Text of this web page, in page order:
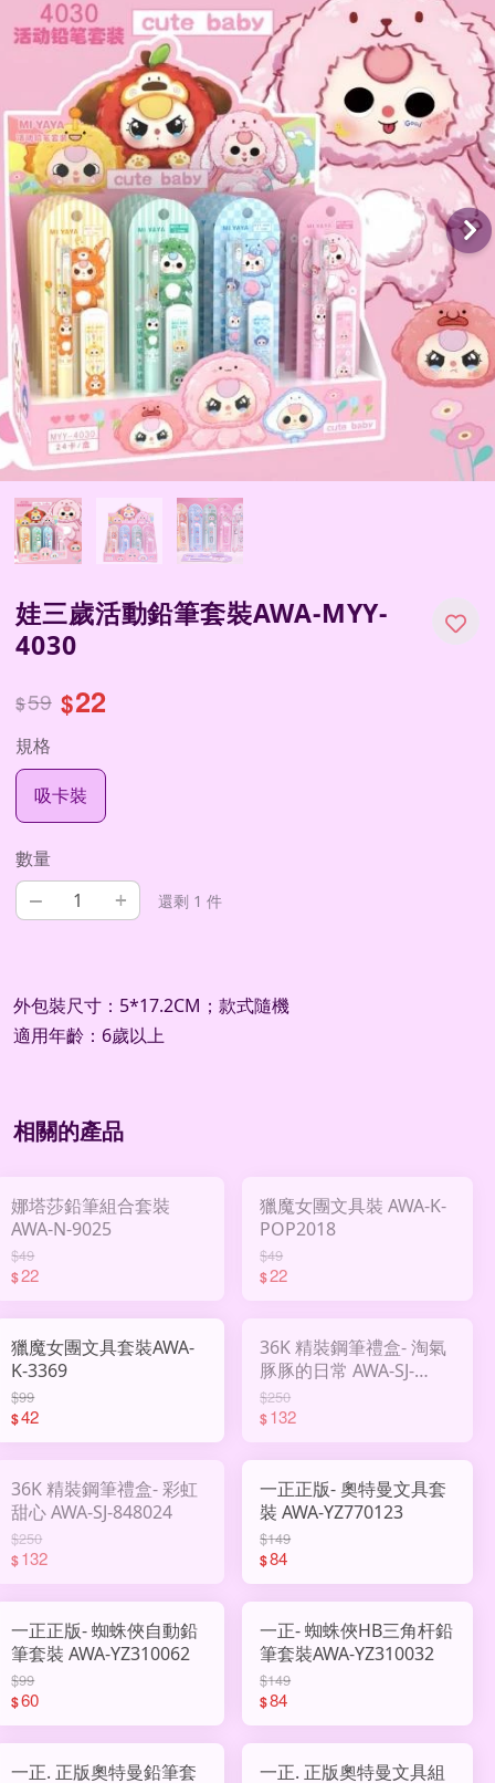
娃三歲活動鉛筆套裝AWA-MYY-
4030
$59 $22
規格
吸卡裝
數量
– + 還剩 1 件
外包裝尺寸：5*17.2CM；款式隨機
適用年齡：6歲以上
相關的產品
娜塔莎鉛筆組合套裝
AWA-N-9025
$49
$22
獵魔女團文具裝 AWA-K-
POP2018
$49
$22
獵魔女團文具套裝AWA-
K-3369
$99
$42
36K 精裝鋼筆禮盒- 淘氣
豚豚的日常 AWA-SJ-
848025
$250
$132
36K 精裝鋼筆禮盒- 彩虹
甜心 AWA-SJ-848024
$250
$132
一正正版- 奧特曼文具套
裝 AWA-YZ770123
$149
$84
一正正版- 蜘蛛俠自動鉛
筆套裝 AWA-YZ310062
$99
$60
一正- 蜘蛛俠HB三角杆鉛
筆套裝AWA-YZ310032
$149
$84
一正. 正版奧特曼鉛筆套
一正. 正版奧特曼文具組